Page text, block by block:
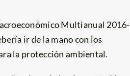
Multianual 2016-
ir de la mano con los
la protección ambiental.